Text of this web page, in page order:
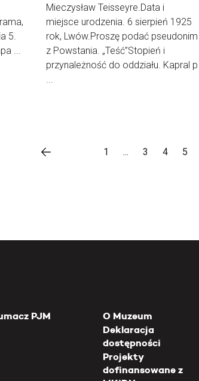
5.
...
Mieczysław Teisseyre.Data i
miejsce urodzenia. 6 sierpień 1925
rok, Lwów.Proszę podać pseudonim
z Powstania. „Teść”Stopień i
przynależność do oddziału. Kapral p
...
1 ... 3 4 5
PJM
O Muzeum
Deklaracja
dostępności
Projekty
dofinansowane z